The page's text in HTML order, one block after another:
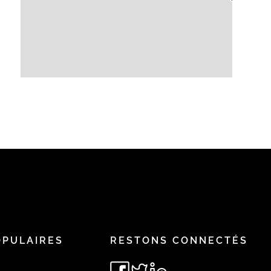
RESTONS CONNECTÉS